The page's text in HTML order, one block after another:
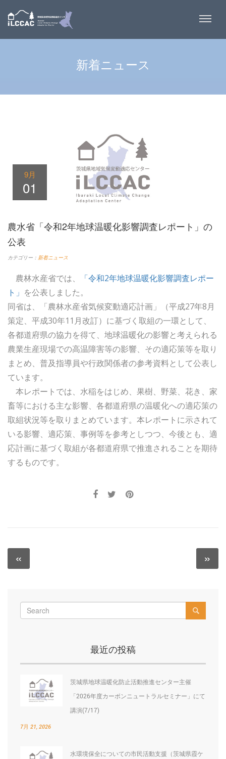
新着ニュース
9月
01
農水省「令和2年地球温暖化影響調査レポート」の
公表
カテゴリー： 新着ニュース
農林水産省では、
「令和2年地球温暖化影響調査レポー
ト」 を公表しました。
同省は、「農林水産省気候変動適応計画」（平成27年8月
策定、平成30年11月改訂）に基づく取組の一環として、
各都道府県の協力を得て、地球温暖化の影響と考えられる
農業生産現場での高温障害等の影響、その適応策等を取り
まとめ、普及指導員や行政関係者の参考資料として公表し
ています。
本レポートでは、水稲をはじめ、果樹、野菜、花き、家
畜等における主な影響、各都道府県の温暖化への適応策の
取組状況等を取りまとめています。本レポートに示されて
いる影響、適応策、事例等を参考としつつ、今後とも、適
応計画に基づく取組が各都道府県で推進されることを期待
するものです。
投
稿
ビ
ゲ
Previous
« »
最近の投稿
茨城県地球温暖化防止活動推進センター主催
「2026年度カーボンニュートラルセミナー」にて
講演(7/17)
7月 21, 2026
水環境保全についての市民活動支援（茨城県霞ケ